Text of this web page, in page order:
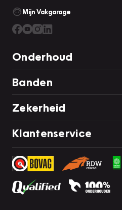
Mijn Vakgarage
Onderhoud
Banden
Zekerheid
Klantenservice